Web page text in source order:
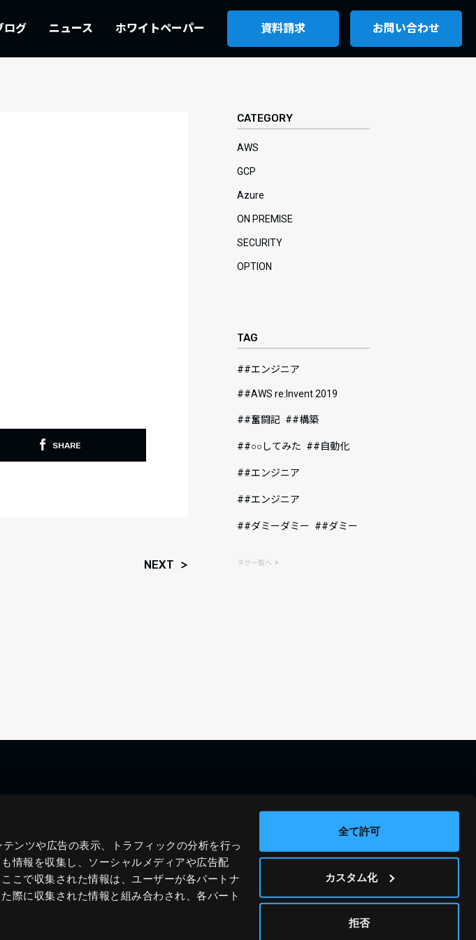
ンツや広告の表示、トラフィックの分析を行っ
情報を収集し、ソーシャルメディアや広告配
こで収集された情報は、ユーザーが各パートナ
際に収集された情報と組み合わされ、各パート
全て許可
カスタム化
拒否
ログ ニュース ホワイトペーパー 資料請求 お問い合わせ
SHARE
NEXT
CATEGORY
AWS
GCP
Azure
ON PREMISE
SECURITY
OPTION
TAG
#エンジニア
#AWS re:Invent 2019
#奮闘記 #構築
#○○してみた #自動化
#エンジニア
#エンジニア
#ダミーダミー #ダミー
タグ一覧へ
ブログ
ニュース
ホワイトペーパー
問い合わせ
運営会社
プライバシーポリシー
サイトポリシー
© JIG-SAW INC.